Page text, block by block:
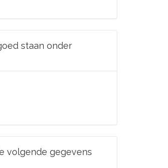
staan onder
volgende gegevens